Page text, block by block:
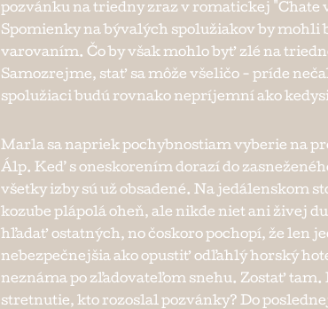
pozvánku na triedny zraz v romatickej "Chate
Spomienky na bývalých spolužiakov by mohli
varovaním. Čo by však mohlo byť zlé na
Samozrejme, stať sa môže všeličo - príde
spolužiaci budú rovnako nepríjemní ako
Marla sa napriek pochybnostiam vyberie na
Álp. Keď s oneskorením dorazí do
všetky izby sú už obsadené. Na jedálenskom
kozube plápolá oheň, ale nikde niet ani živej
hľadať ostatných, no čoskoro pochopí, že len
nebezpečnejšia ako opustiť odľahlý horský
neznáma po zľadovateľom snehu. Zostať tam.
stretnutie, kto rozoslal pozvánky? Do